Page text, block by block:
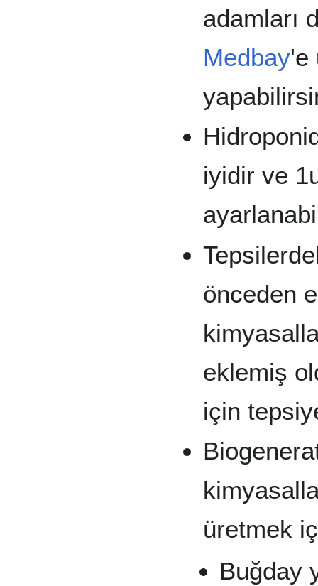
adamları
Medbay'e
iyidir ve
önceden
eklemiş
için
üretmek
Buğday